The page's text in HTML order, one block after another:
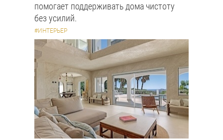
помогает поддерживать дома чистоту
без усилий.
#ИНТЕРЬЕР